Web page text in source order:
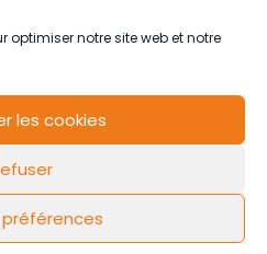
optimiser notre site web et notre
les cookies
préférences
Politique de cookies